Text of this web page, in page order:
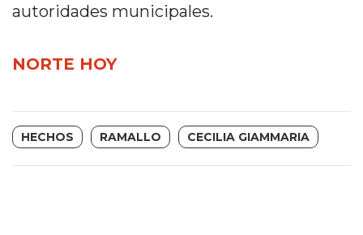
DIARIO
DE
INFOPBA
PUBLICITÁ
autoridades municipales.
NORTE HOY
HECHOS RAMALLO CECILIA GIAMMARIA